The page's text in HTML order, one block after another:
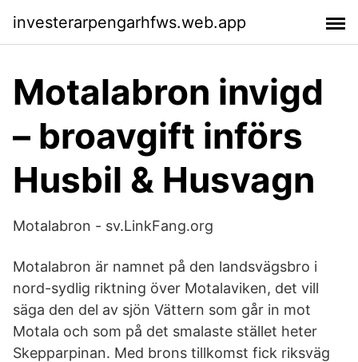
investerarpengarhfws.web.app
Motalabron invigd
– broavgift införs
Husbil & Husvagn
Motalabron - sv.LinkFang.org
Motalabron är namnet på den landsvägsbro i
nord-sydlig riktning över Motalaviken, det vill
säga den del av sjön Vättern som går in mot
Motala och som på det smalaste stället heter
Skepparpinan. Med brons tillkomst fick riksväg